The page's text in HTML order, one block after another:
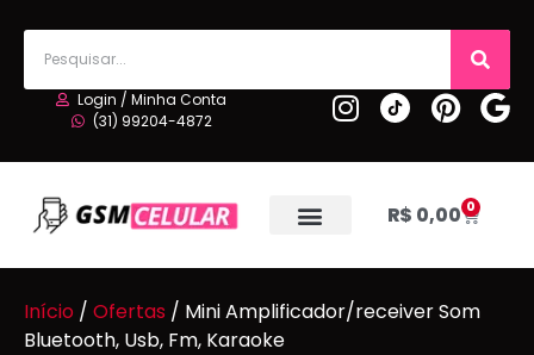
Login / Minha Conta
(31) 99204-4872
R$ 0,00 0
Início / Ofertas / Mini Amplificador/receiver Som
Bluetooth, Usb, Fm, Karaoke